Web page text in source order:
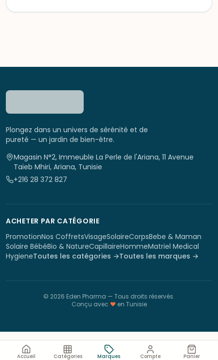
Plongez dans un univers de sérénité et de
pureté — un jardin de bien-être.
Magasin N°2, Immeuble La Perle de l'Ariana, 11 Avenue
Taïeb Mhiri, Ariana, Tunisie
+216 28 372 827
ACHETER PAR CATÉGORIE
PromotionNos CoffretsVisageSolaireCorpsBebe & Maman
Solaire BébéBio & NatureCapillaireHommeMatriel Medical
HygieneToutes les catégories →Toutes les marques →
© 2026 Eden Pharma — Tous droits réservés.
Conçu avec ♥en Tunisie
Accueil Catégories Marques Compte Panier